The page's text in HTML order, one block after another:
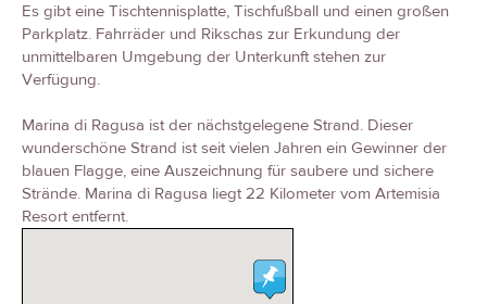
Es gibt eine Tischtennisplatte, Tischfußball und einen großen
Parkplatz. Fahrräder und Rikschas zur Erkundung der
unmittelbaren Umgebung der Unterkunft stehen zur
Verfügung.
Marina di Ragusa ist der nächstgelegene Strand. Dieser
wunderschöne Strand ist seit vielen Jahren ein Gewinner der
blauen Flagge, eine Auszeichnung für saubere und sichere
Strände. Marina di Ragusa liegt 22 Kilometer vom Artemisia
Resort entfernt.